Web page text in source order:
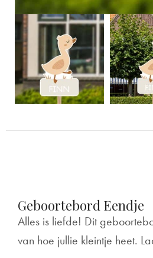
Geboortebord Eendje
Alles is liefde! Dit
van hoe jullie kleintje heet.